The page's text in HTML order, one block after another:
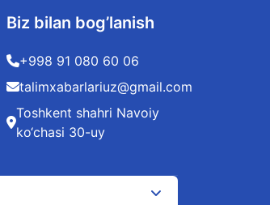
Biz bilan bog’lanish
+998 91 080 60 06
talimxabarlariuz@gmail.com
Toshkent shahri Navoiy
ko‘chasi 30-uy